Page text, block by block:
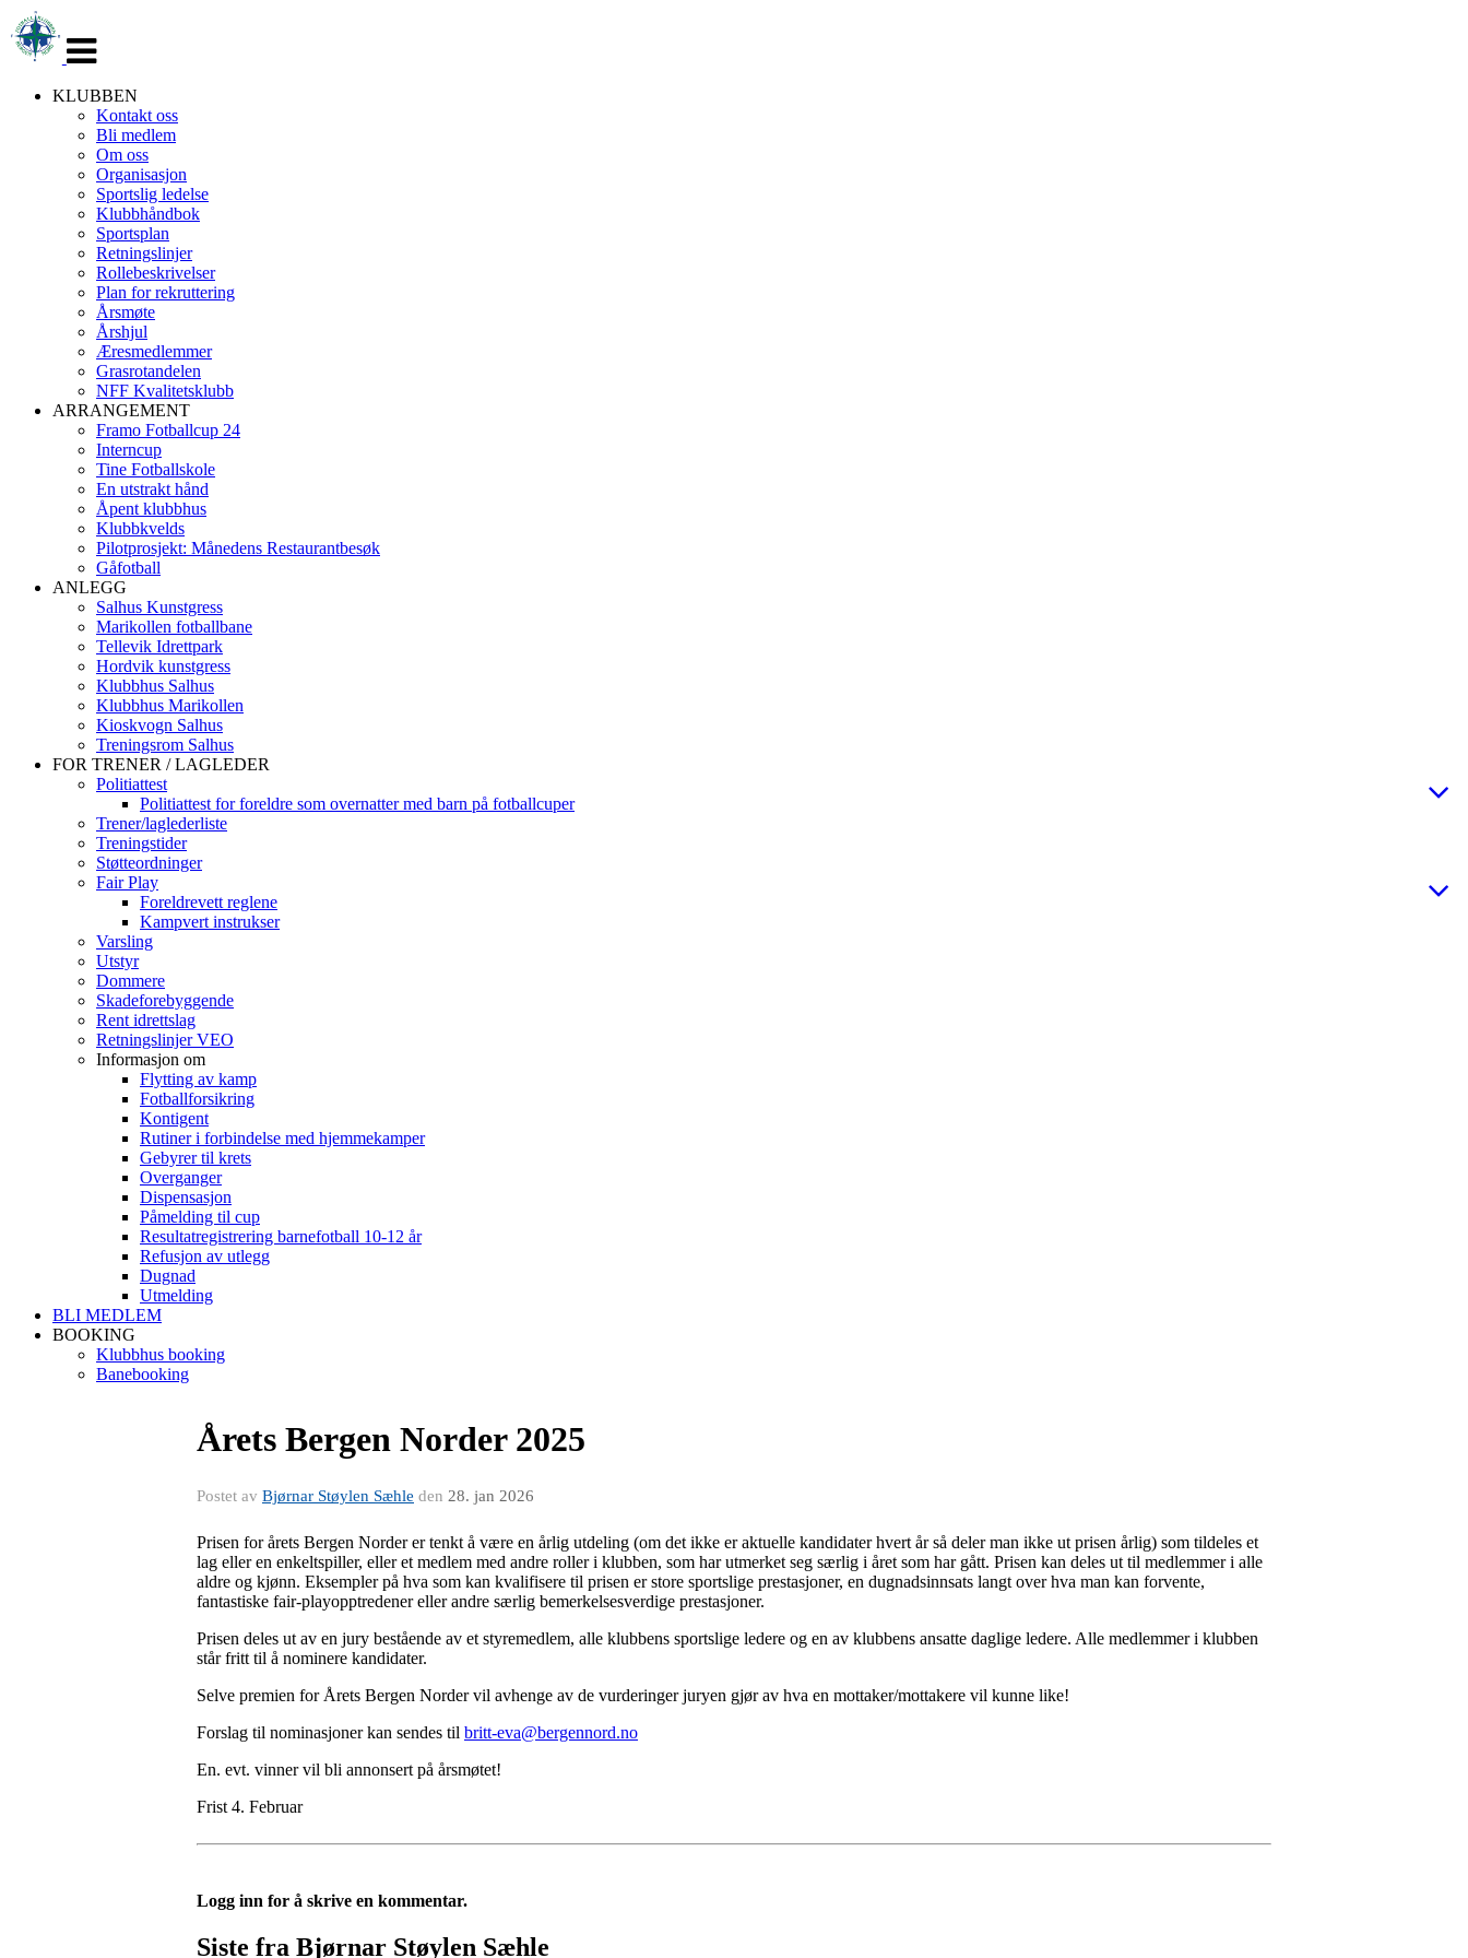
navigasjon
KLUBBEN
Kontakt oss
Bli medlem
Om oss
Organisasjon
Sportslig ledelse
Klubbhåndbok
Sportsplan
Retningslinjer
Rollebeskrivelser
Plan for rekruttering
Årsmøte
Årshjul
Æresmedlemmer
Grasrotandelen
NFF Kvalitetsklubb
ARRANGEMENT
Framo Fotballcup 24
Interncup
Tine Fotballskole
En utstrakt hånd
Åpent klubbhus
Klubbkvelds
Pilotprosjekt: Månedens Restaurantbesøk
Gåfotball
ANLEGG
Salhus Kunstgress
Marikollen fotballbane
Tellevik Idrettpark
Hordvik kunstgress
Klubbhus Salhus
Klubbhus Marikollen
Kioskvogn Salhus
Treningsrom Salhus
FOR TRENER / LAGLEDER
Politiattest
Politiattest for foreldre som overnatter med barn på fotballcuper
Trener/laglederliste
Treningstider
Støtteordninger
Fair Play
Foreldrevett reglene
Kampvert instrukser
Varsling
Utstyr
Dommere
Skadeforebyggende
Rent idrettslag
Retningslinjer VEO
Informasjon om
Flytting av kamp
Fotballforsikring
Kontigent
Rutiner i forbindelse med hjemmekamper
Gebyrer til krets
Overganger
Dispensasjon
Påmelding til cup
Resultatregistrering barnefotball 10-12 år
Refusjon av utlegg
Dugnad
Utmelding
BLI MEDLEM
BOOKING
Klubbhus booking
Banebooking
Årets Bergen Norder 2025
Postet av Bjørnar Støylen Sæhle den 28. jan 2026
Prisen for årets Bergen Norder er tenkt å være en årlig utdeling (om det ikke er aktuelle kandidater hvert år så deler man ikke ut prisen årlig) som tildeles et
lag eller en enkeltspiller, eller et medlem med andre roller i klubben, som har utmerket seg særlig i året som har gått. Prisen kan deles ut til medlemmer i alle
aldre og kjønn. Eksempler på hva som kan kvalifisere til prisen er store sportslige prestasjoner, en dugnadsinnsats langt over hva man kan forvente,
fantastiske fair-playopptredener eller andre særlig bemerkelsesverdige prestasjoner.
Prisen deles ut av en jury bestående av et styremedlem, alle klubbens sportslige ledere og en av klubbens ansatte daglige ledere. Alle medlemmer i klubben
står fritt til å nominere kandidater.
Selve premien for Årets Bergen Norder vil avhenge av de vurderinger juryen gjør av hva en mottaker/mottakere vil kunne like!
Forslag til nominasjoner kan sendes til britt-eva@bergennord.no
En. evt. vinner vil bli annonsert på årsmøtet!
Frist 4. Februar
Logg inn for å skrive en kommentar.
Siste fra Bjørnar Støylen Sæhle